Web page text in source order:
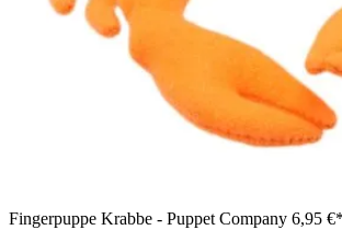
Fingerpuppe Krabbe - Puppet Company 6,95 €*